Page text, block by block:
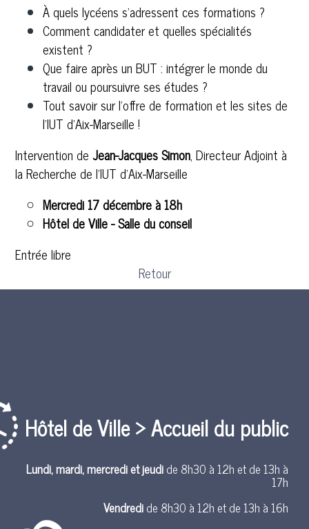
À quels lycéens s’adressent ces formations ?
Comment candidater et quelles spécialités
existent ?
Que faire après un BUT : intégrer le monde du
travail ou poursuivre ses études ?
Tout savoir sur l’offre de formation et les sites de
l’IUT d’Aix-Marseille !
Intervention deJean-Jacques Simon, Directeur Adjoint à
la Recherche de l’IUT d’Aix-Marseille
Mercredi 17 décembre à 18h
Hôtel de Ville - Salle du conseil
Entrée libre
Retour
Hôtel de Ville > Accueil du public
Lundi, mardi, mercredi et jeudide 8h30 à 12h et de 13h à
17h
Vendredide 8h30 à 12h et de 13h à 16h